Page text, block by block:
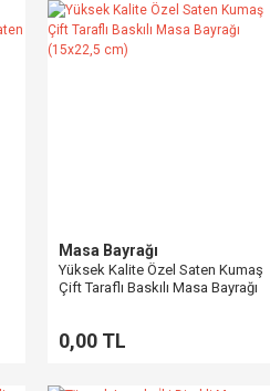
Masa Bayrağı
Yüksek Kalite Özel Saten Kumaş
Çift Taraflı Baskılı Masa Bayrağı
0,00 TL